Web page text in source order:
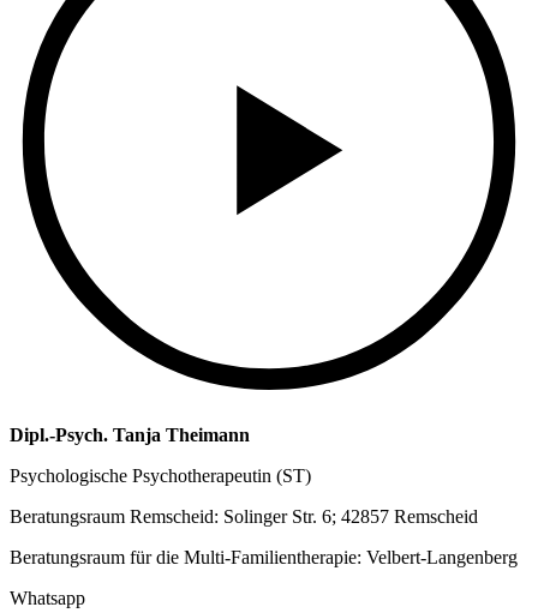
Dipl.-Psych. Tanja Theimann
Psychologische Psychotherapeutin (ST)
Beratungsraum Remscheid: Solinger Str. 6; 42857 Remscheid
Beratungsraum für die Multi-Familientherapie: Velbert-Langenberg
Whatsapp